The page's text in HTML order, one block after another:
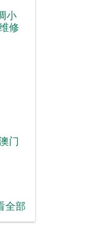
小
修
门
全部